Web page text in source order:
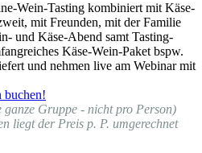
Wein-Tasting kombiniert mit Käse-
mit Freunden, mit der Familie
und Käse-Abend samt Tasting-
Käse-Wein-Paket bspw.
und nehmen live am Webinar mit
buchen!
Gruppe - nicht pro Person)
liegt der Preis p. P. umgerechnet